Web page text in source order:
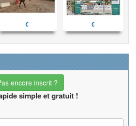
€ €
encore inscrit ?
simple et gratuit !